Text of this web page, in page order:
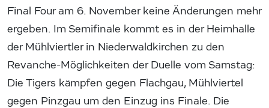
Final Four am 6. November keine Änderungen mehr
ergeben. Im Semifinale kommt es in der Heimhalle
der Mühlviertler in Niederwaldkirchen zu den
Revanche-Möglichkeiten der Duelle vom Samstag:
Die Tigers kämpfen gegen Flachgau, Mühlviertel
gegen Pinzgau um den Einzug ins Finale. Die